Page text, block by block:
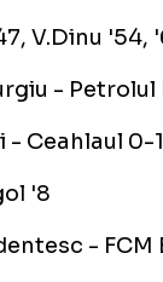
V.Dinu
-
- Ceahlaul 0-1
'8
- FCM